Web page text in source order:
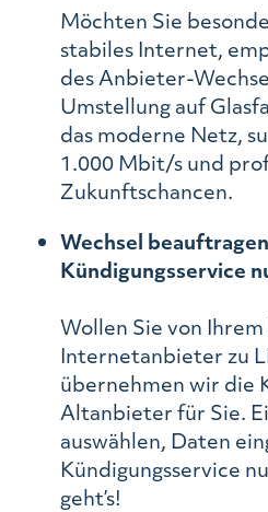
Möchten Sie
stabiles Internet,
des Anbieter-
Umstellung auf
das moderne Netz,
1.000 Mbit/s und
Zukunftschancen.
Wechsel
Kündigungsservice
Wollen Sie von
Internetanbieter zu
übernehmen wir die
Altanbieter für Sie.
auswählen, Daten
Kündigungsservice
geht’s!